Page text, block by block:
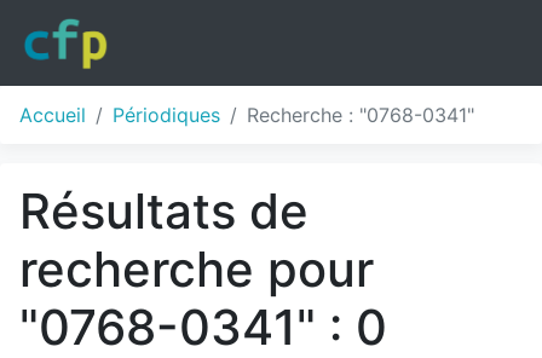
Accueil Périodiques Recherche : "0768-0341"
Résultats de
recherche pour
"0768-0341" : 0